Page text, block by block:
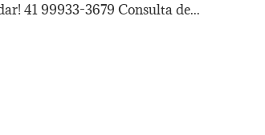
41 99933-3679 Consulta de...